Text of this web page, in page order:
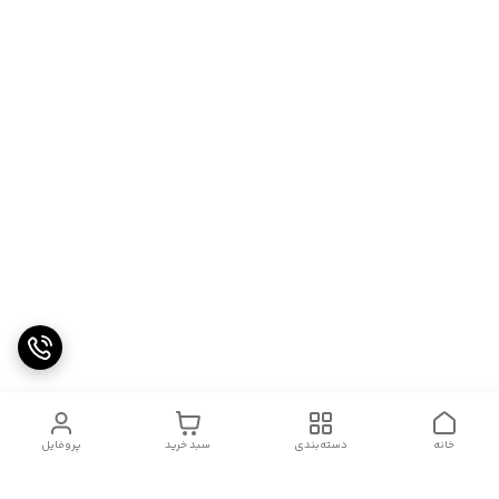
پروفایل سبد خرید دسته‌بندی خانه